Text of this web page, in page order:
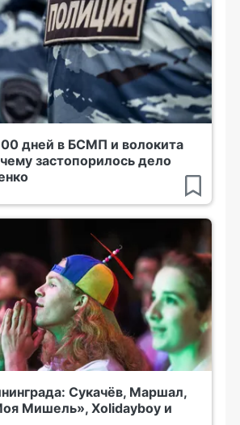
дней в БСМП и волокита
застопорилось дело
Сукачёв, Маршал,
Мишель», Xolidayboy и